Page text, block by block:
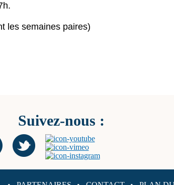
les semaines paires)
Suivez-nous :